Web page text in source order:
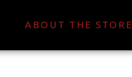
ABOUT THE STORE